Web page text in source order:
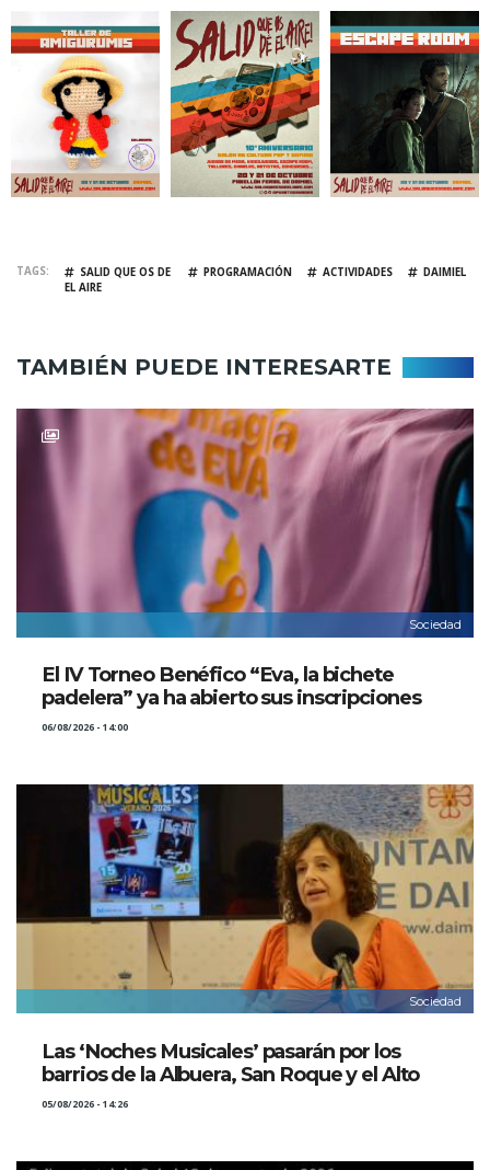
TAGS
SALID QUE OS DE
EL AIRE
PROGRAMACIÓN ACTIVIDADES DAIMIEL
TAMBIÉN PUEDE INTERESARTE
Sociedad
El IV Torneo Benéfico “Eva, la bichete
padelera” ya ha abierto sus inscripciones
06/08/2026 - 14:00
Sociedad
Las ‘Noches Musicales’ pasarán por los
barrios de la Albuera, San Roque y el Alto
05/08/2026 - 14:26